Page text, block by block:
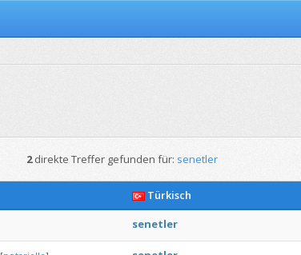
2direkte Treffer gefunden für: senetler
Türkisch
senetler